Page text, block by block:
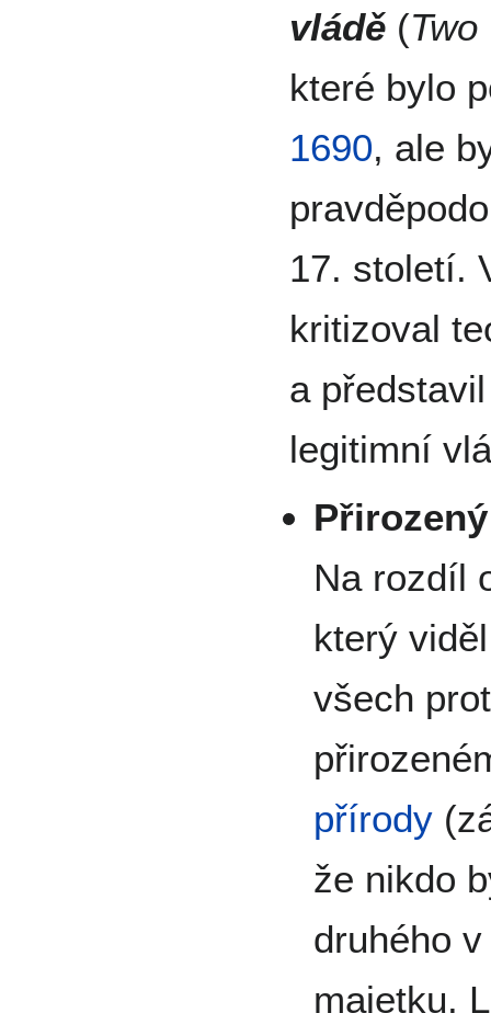
vládě (
které bylo
1690, ale
17. století.
kritizoval
a
legitimní
Na rozdíl
který
všech
přírody
že nikdo
druhého
majetku.